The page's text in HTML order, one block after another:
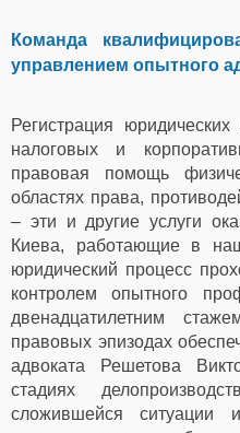
Команда
управлением опытного
Регистрация
налоговых и
правовая помощь
областях права,
– эти и другие услуги
Киева, работающие в
юридический процесс
контролем опытного
двенадцатилетним
правовых эпизодах
адвоката Решетова
стадиях
сложившейся ситуации